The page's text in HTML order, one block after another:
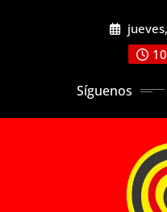
Síguenos